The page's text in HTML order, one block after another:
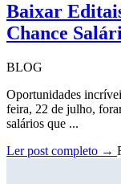
Baixar
Chance
BLOG
Oportunidades
feira, 22 de julho,
salários que ...
Ler post completo →